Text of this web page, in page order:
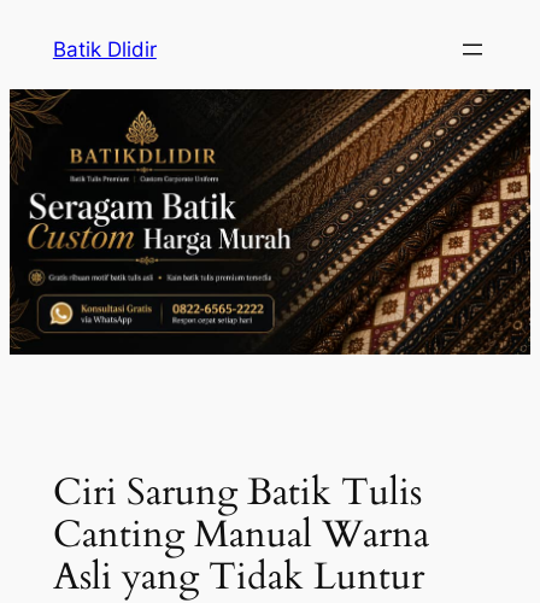
content
Batik Dlidir
Ciri Sarung Batik Tulis
Canting Manual Warna
Asli yang Tidak Luntur